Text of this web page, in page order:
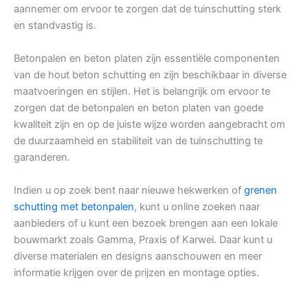
aannemer om ervoor te zorgen dat de tuinschutting sterk
en standvastig is.
Betonpalen en beton platen zijn essentiële componenten
van de hout beton schutting en zijn beschikbaar in diverse
maatvoeringen en stijlen. Het is belangrijk om ervoor te
zorgen dat de betonpalen en beton platen van goede
kwaliteit zijn en op de juiste wijze worden aangebracht om
de duurzaamheid en stabiliteit van de tuinschutting te
garanderen.
Indien u op zoek bent naar nieuwe hekwerken of grenen
schutting met betonpalen, kunt u online zoeken naar
aanbieders of u kunt een bezoek brengen aan een lokale
bouwmarkt zoals Gamma, Praxis of Karwei. Daar kunt u
diverse materialen en designs aanschouwen en meer
informatie krijgen over de prijzen en montage opties.